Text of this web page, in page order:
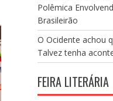
Polêmica
Brasileirão
O Ocidente achou
Talvez tenha
FEIRA LITERÁRIA